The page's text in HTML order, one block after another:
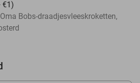
€1)
Bobs-draadjesvleeskroketten,